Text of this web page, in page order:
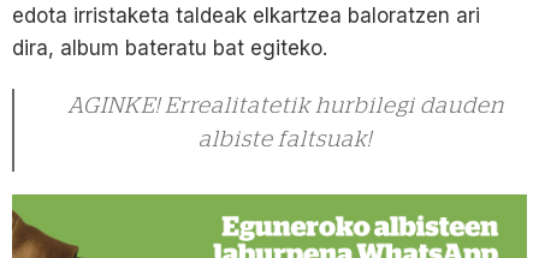
edota irristaketa taldeak elkartzea baloratzen ari
dira, album bateratu bat egiteko.
AGINKE! Errealitatetik hurbilegi dauden
albiste faltsuak!